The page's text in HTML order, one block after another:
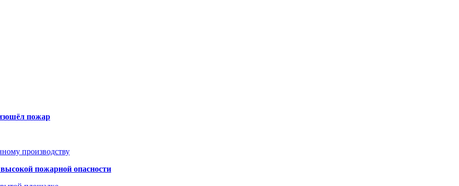
пожар
производству
пожарной опасности